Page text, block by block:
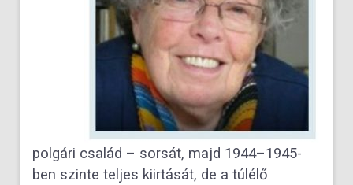
polgári család – sorsát, majd 1944–1945-
ben szinte teljes kiirtását, de a túlélő